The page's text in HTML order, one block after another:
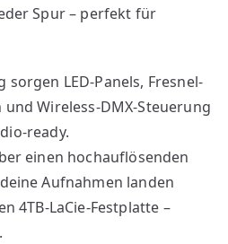
Spur – perfekt für
LED-Panels, Fresnel-
Wireless-DMX-Steuerung
ready.
einen hochauflösenden
Aufnahmen landen
4TB-LaCie-Festplatte –